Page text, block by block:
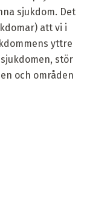
sjukdom. Det
att vi i
yttre
stör
och områden